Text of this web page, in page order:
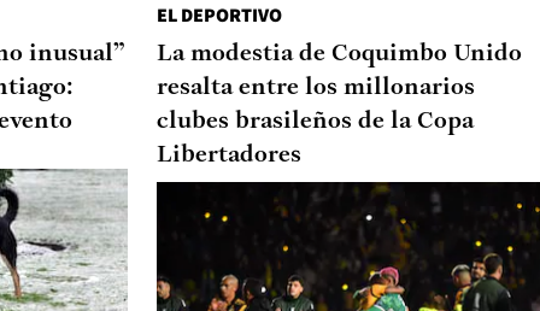
inusual”
EL DEPORTIVO
La modestia de Coquimbo Unido
resalta entre los millonarios
clubes brasileños de la Copa
Libertadores